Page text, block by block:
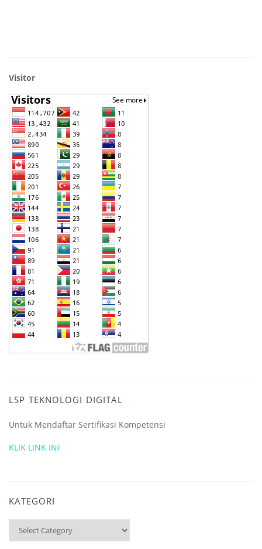
Visitor
LSP TEKNOLOGI DIGITAL
Untuk Mendaftar Sertifikasi Kompetensi
KLIK LINK INI
KATEGORI